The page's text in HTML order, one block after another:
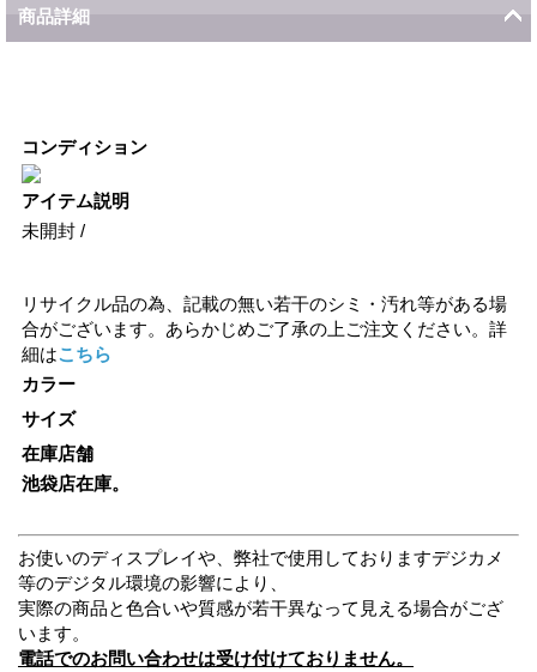
商品詳細
コンディション
アイテム説明
未開封 /
リサイクル品の為、記載の無い若干のシミ・汚れ等がある場
合がございます。あらかじめご了承の上ご注文ください。詳
細はこちら
カラー
サイズ
在庫店舗
池袋店在庫。
お使いのディスプレイや、弊社で使用しておりますデジカメ
等のデジタル環境の影響により、
実際の商品と色合いや質感が若干異なって見える場合がござ
います。
電話でのお問い合わせは受け付けておりません。